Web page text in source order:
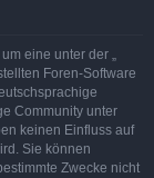
eine unter der „
Foren-Software
Community unter
keinen Einfluss auf
Sie können
Zwecke nicht